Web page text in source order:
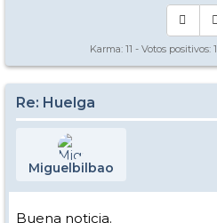
Karma: 11 - Votos positivos: 1
Re: Huelga
Miguelbilbao
Buena noticia.